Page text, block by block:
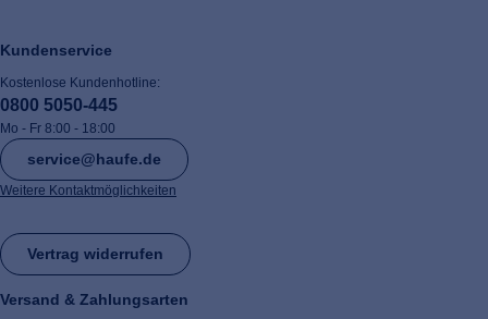
Kundenservice
Kostenlose Kundenhotline:
0800 5050-445
Mo - Fr 8:00 - 18:00
service@haufe.de
Weitere Kontaktmöglichkeiten
Vertrag widerrufen
Versand & Zahlungsarten